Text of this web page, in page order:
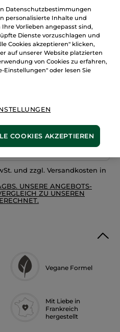
*
/ 1l
ab 30€
mit Klarnau.a.
Geld zurück
und zzgl. Versandkosten in
UNSERE ANGEBOTS-
ZU UNSEREN
Vegane Formel
Mit Liebe in
Frankreich
hergestellt
Datenschutzbestimmungen
personalisierte Inhalte und
Vorlieben angepasst sind,
Dienste vorzuschlagen und
Cookies akzeptieren" klicken,
auf unserer Website platzierten
von Cookies zu erfahren,
Einstellungen" oder lesen Sie
COOKIES AKZEPTIEREN